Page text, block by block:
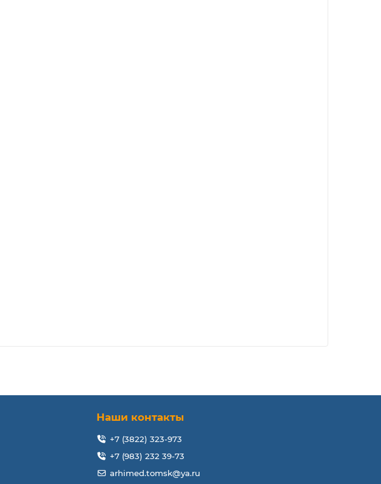
Наши контакты
+7 (3822) 323-973
+7 (983) 232 39-73
arhimed.tomsk@ya.ru